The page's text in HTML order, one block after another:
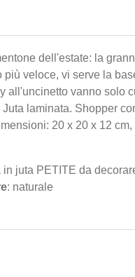
dell'estate: la
più veloce, vi serve la
all'uncinetto vanno solo
Juta laminata. Shopper
20 x 20 x 12
in juta PETITE da
: naturale